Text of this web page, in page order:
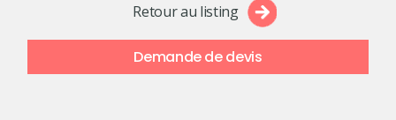
Retour au listing
Demande de devis